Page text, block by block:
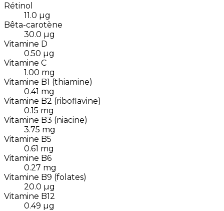
Rétinol
11.0 µg
Bêta-carotène
30.0 µg
Vitamine D
0.50 µg
Vitamine C
1.00 mg
Vitamine B1 (thiamine)
0.41 mg
Vitamine B2 (riboflavine)
0.15 mg
Vitamine B3 (niacine)
3.75 mg
Vitamine B5
0.61 mg
Vitamine B6
0.27 mg
Vitamine B9 (folates)
20.0 µg
Vitamine B12
0.49 µg